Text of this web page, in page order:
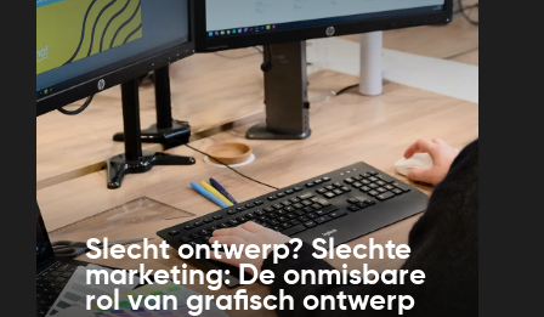
Slecht ontwerp? Slechte
marketing: De onmisbare
rol van grafisch ontwerp